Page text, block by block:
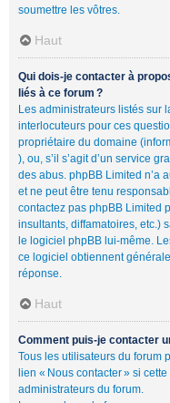
soumettre les vôtres.
Haut
Qui dois-je contacter à
liés à ce forum ?
Les administrateurs listés sur
interlocuteurs pour ces
propriétaire du domaine
), ou, s’il s’agit d’un service
des abus. phpBB Limited n’a
et ne peut être tenu
contactez pas phpBB Limited
insultants, diffamatoires, etc.)
le logiciel phpBB lui-même.
ce logiciel obtiennent
réponse.
Haut
Comment puis-je contacter
Tous les utilisateurs du forum
lien « Nous contacter » si
administrateurs du forum.